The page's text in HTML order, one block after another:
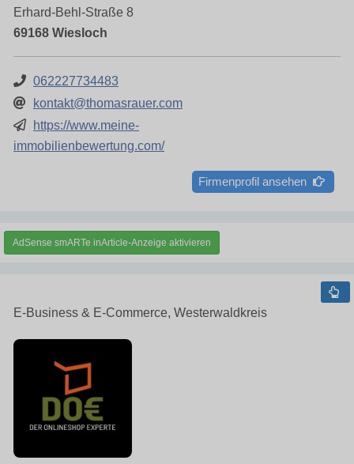
Erhard-Behl-Straße 8
69168 Wiesloch
062227734483
kontakt@thomasrauer.com
https://www.meine-
immobilienbewertung.com/
Firmenprofil ansehen
AdSense smARTe inArticle-Anzeige aktivieren
E-Business & E-Commerce, Westerwaldkreis